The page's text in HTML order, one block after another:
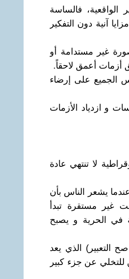
الواقعية، فالساسة
آنية دون التفكير
غير مستدامة أو
أزمات أعمق لاحقاً.
الجميع على إرضاء
و ازدياد الأزمات
لا تنتهي عادة
يشعر الناس بأن
غير مستقرة تبدأ
في الحرية و يصبح
التعبير) الذي يعد
للتخلي عن جزء كبير